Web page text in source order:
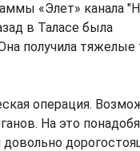
«Элет» канала
в Таласе была
получила
операция.
На это